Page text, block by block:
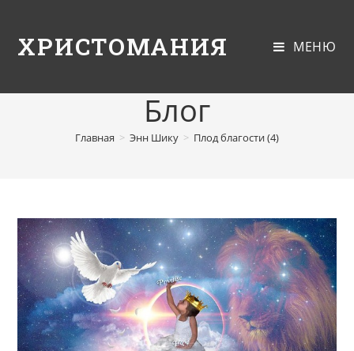
ХРИСТОМАНИЯ МЕНЮ
Блог
Главная > Энн Шику > Плод благости (4)